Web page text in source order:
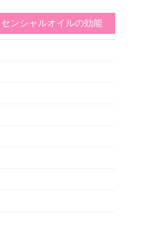
ンシャルオイルの効能